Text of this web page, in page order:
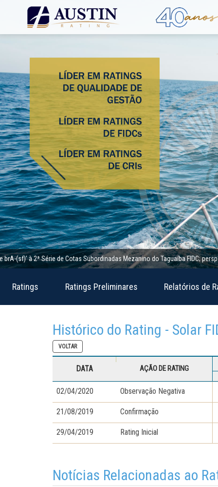
2ª Série de Cotas Subordinadas Mezanino do Taguaíba FIDC; perspectiva
Ratings Ratings Preliminares Relatórios de
Histórico do Rating - Solar
VOLTAR
DATA AÇÃO DE RATING
02/04/2020 Observação Negativa
21/08/2019 Confirmação
29/04/2019 Rating Inicial
Notícias Relacionadas ao